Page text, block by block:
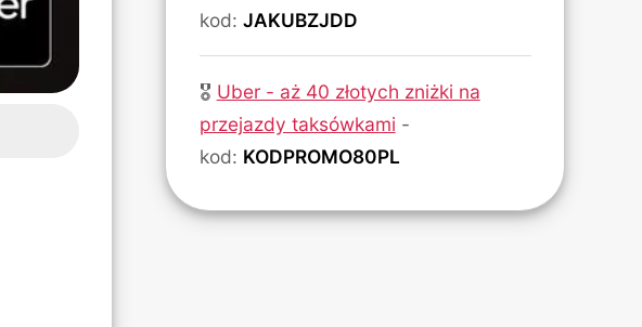
kod: JAKUBZJDD
🎖 Uber - aż 40 złotych zniżki na
przejazdy taksówkami -
kod: KODPROMO80PL